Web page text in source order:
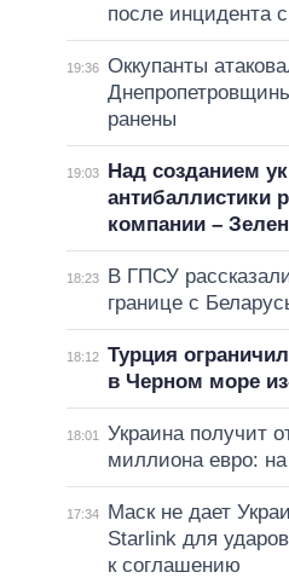
после инцидента
19:36 Оккупанты
ранены
19:03
Над созданием
антибаллистики
компании –
18:23
В ГПСУ
границе с
18:12 Турция
в Черном море
18:01
Украина получит
миллиона евро: на
17:34
Маск не дает
Starlink для
к соглашению